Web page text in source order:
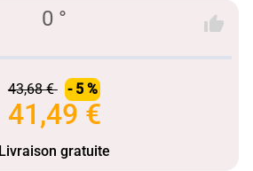
0 °
43,68 € - 5 %
41,49 €
Livraison gratuite